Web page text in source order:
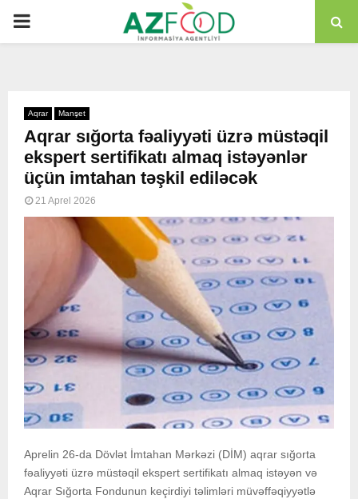
PRIMARY
Aqrar Manşet
Aqrar sığorta fəaliyyəti üzrə müstəqil
ekspert sertifikatı almaq istəyənlər
üçün imtahan təşkil ediləcək
21 Aprel 2026
Aprelin 26-da Dövlət İmtahan Mərkəzi (DİM) aqrar sığorta
fəaliyyəti üzrə müstəqil ekspert sertifikatı almaq istəyən və
Aqrar Sığorta Fondunun keçirdiyi təlimləri müvəffəqiyyətlə